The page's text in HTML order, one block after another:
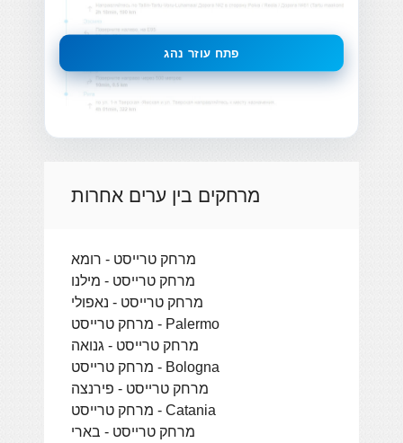
פתח עוזר נהג
מרחקים בין ערים אחרות
מרחק טרייסט - רומא
מרחק טרייסט - מילנו
מרחק טרייסט - נאפולי
מרחק טרייסט - Palermo
מרחק טרייסט - גנואה
מרחק טרייסט - Bologna
מרחק טרייסט - פירנצה
מרחק טרייסט - Catania
מרחק טרייסט - בארי